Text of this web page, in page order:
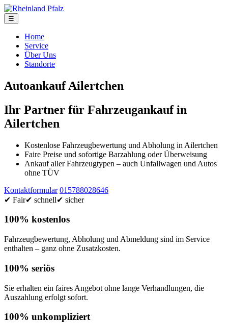
☰
Home
Service
Über Uns
Standorte
Autoankauf Ailertchen
Ihr Partner für Fahrzeugankauf in
Ailertchen
Kostenlose Fahrzeugbewertung und Abholung in Ailertchen
Faire Preise und sofortige Barzahlung oder Überweisung
Ankauf aller Fahrzeugtypen – auch Unfallwagen und Autos
ohne TÜV
Kontaktformular 015788028646
✔ Fair✔ schnell✔ sicher
100% kostenlos
Fahrzeugbewertung, Abholung und Abmeldung sind im Service
enthalten – ganz ohne Zusatzkosten.
100% seriös
Sie erhalten ein faires Angebot ohne lange Verhandlungen, die
Auszahlung erfolgt sofort.
100% unkompliziert